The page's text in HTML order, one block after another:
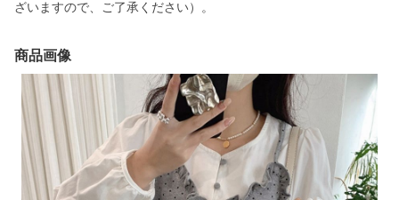
ざいますので、ご了承ください）。
商品画像